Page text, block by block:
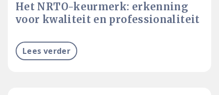
Het NRTO-keurmerk: erkenning
voor kwaliteit en professionaliteit
Lees verder